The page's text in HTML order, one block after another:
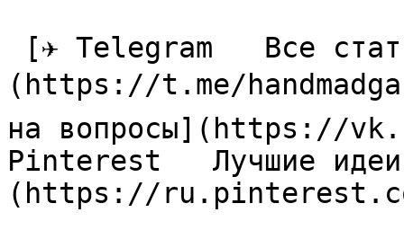
(https://t.me/
на вопросы](https://
Pinterest   Лучшие
(https://